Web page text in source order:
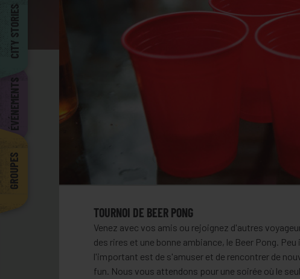
CITY STORIES
ÉVÉNEMENTS
GROUPES
TOURNOI DE BEER PONG
Venez avec vos amis ou rejoignez d'autres
des rires et une bonne ambiance, le Beer Pong.
l'important est de s'amuser et de rencontrer de
fun. Nous vous attendons pour une soirée où le